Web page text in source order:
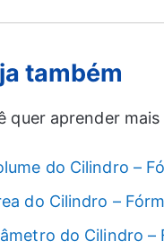
também
quer aprender
do Cilindro –
do Cilindro –
do Cilindro –